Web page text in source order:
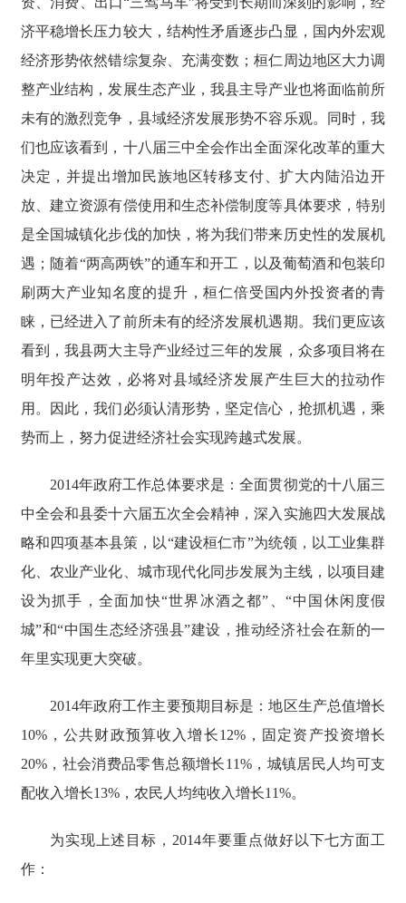
济平稳增长压力较大，结构性矛盾逐步凸显，国内外宏观
经济形势依然错综复杂、充满变数；桓仁周边地区大力调
整产业结构，发展生态产业，我县主导产业也将面临前所
未有的激烈竞争，县域经济发展形势不容乐观。同时，我
们也应该看到，十八届三中全会作出全面深化改革的重大
决定，并提出增加民族地区转移支付、扩大内陆沿边开
放、建立资源有偿使用和生态补偿制度等具体要求，特别
是全国城镇化步伐的加快，将为我们带来历史性的发展机
遇；随着“两高两铁”的通车和开工，以及葡萄酒和包装印
刷两大产业知名度的提升，桓仁倍受国内外投资者的青
睐，已经进入了前所未有的经济发展机遇期。我们更应该
看到，我县两大主导产业经过三年的发展，众多项目将在
明年投产达效，必将对县域经济发展产生巨大的拉动作
用。因此，我们必须认清形势，坚定信心，抢抓机遇，乘
势而上，努力促进经济社会实现跨越式发展。
2014年政府工作总体要求是：全面贯彻党的十八届三
中全会和县委十六届五次全会精神，深入实施四大发展战
略和四项基本县策，以“建设桓仁市”为统领，以工业集群
化、农业产业化、城市现代化同步发展为主线，以项目建
设为抓手，全面加快“世界冰酒之都”、“中国休闲度假
城”和“中国生态经济强县”建设，推动经济社会在新的一
年里实现更大突破。
2014年政府工作主要预期目标是：地区生产总值增长
10%，公共财政预算收入增长12%，固定资产投资增长
20%，社会消费品零售总额增长11%，城镇居民人均可支
配收入增长13%，农民人均纯收入增长11%。
为实现上述目标，2014年要重点做好以下七方面工
作：